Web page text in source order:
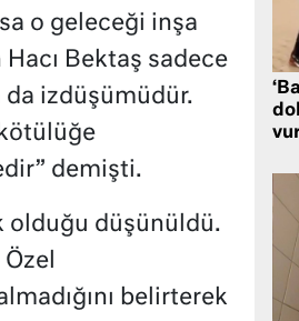
o geleceği inşa
Bektaş sadece
da izdüşümüdür.
demişti.
olduğu düşünüldü.
Özel
belirterek